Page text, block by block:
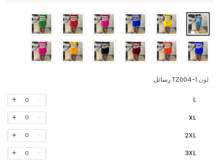
لون:TZ004-1 رسائل
L
0
XL
0
2XL
0
3XL
0